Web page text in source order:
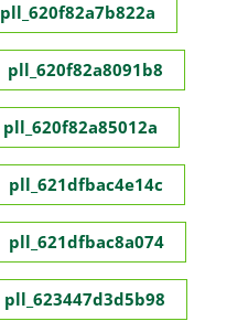
pll_620f82a7b822a
pll_620f82a8091b8
pll_620f82a85012a
pll_621dfbac4e14c
pll_621dfbac8a074
pll_623447d3d5b98